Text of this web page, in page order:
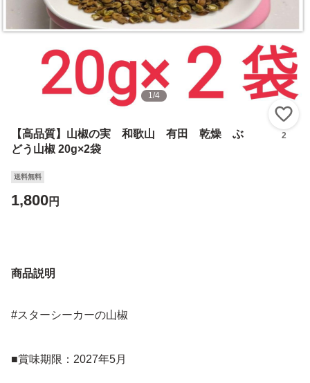
1/4
【高品質】山椒の実 和歌山 有田 乾燥 ぶ
どう山椒 20g×2袋
2
送料無料
1,800円
商品説明
#スターシーカーの山椒
■賞味期限：2027年5月